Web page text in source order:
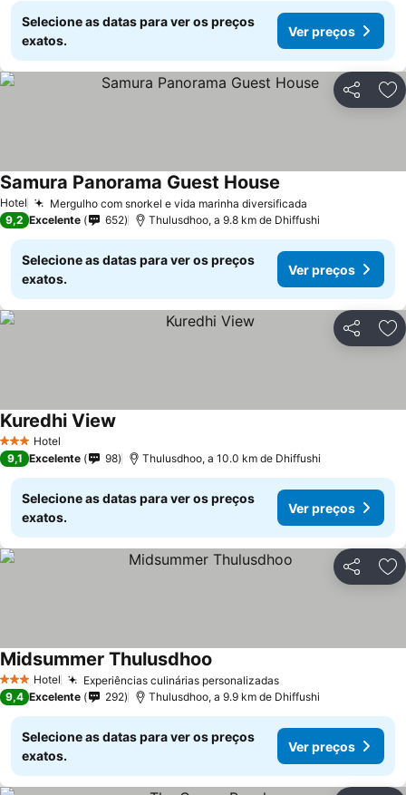
Selecione as datas para ver os preços
exatos.
Ver preços
Partilhar
Hotel Mergulho com snorkel e vida marinha diversificada
Samura Panorama Guest House
9,2 Excelente 652 Thulusdhoo, a 9.8 km de Dhiffushi
Selecione as datas para ver os preços
exatos.
Ver preços
Partilhar
3 EstrelasHotel
Kuredhi View
9,1 Excelente 98 Thulusdhoo, a 10.0 km de Dhiffushi
Selecione as datas para ver os preços
exatos.
Ver preços
Partilhar
3 EstrelasHotel Experiências culinárias personalizadas
Midsummer Thulusdhoo
9,4 Excelente 292 Thulusdhoo, a 9.9 km de Dhiffushi
Selecione as datas para ver os preços
exatos.
Ver preços